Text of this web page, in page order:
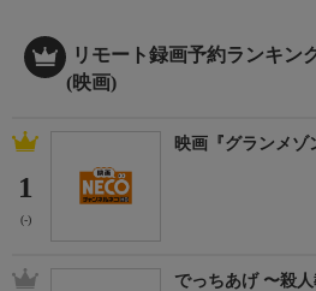
リモート録画予約ランキン
(映画)
1
(-)
映画『グランメゾ
でっちあげ 〜殺